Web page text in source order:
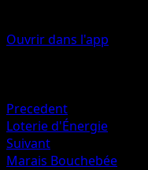
Ouvrir dans l'app
Precedent
Loterie d'Énergie
Suivant
Marais Bouchebée